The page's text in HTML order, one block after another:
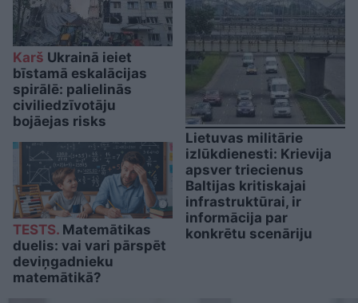
Karš Ukrainā ieiet
bīstamā eskalācijas
spirālē: palielinās
civiliedzīvotāju
bojāejas risks
TESTS. Matemātikas
duelis: vai vari pārspēt
deviņgadnieku
matemātikā?
Lietuvas militārie
izlūkdienesti: Krievija
apsver triecienus
Baltijas kritiskajai
infrastruktūrai, ir
informācija par
konkrētu scenāriju